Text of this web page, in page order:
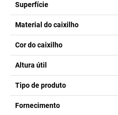
Superfície
Material do caixilho
Cor do caixilho
Altura útil
Tipo de produto
Fornecimento